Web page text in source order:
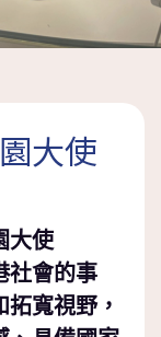
大使
大使
社會的事
寬視野，